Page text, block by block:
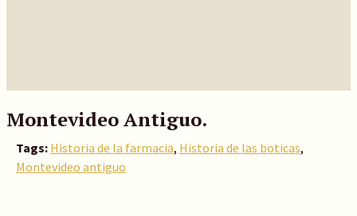
Montevideo Antiguo.
Tags: Historia de la farmacia, Historia de las boticas,
Montevideo antiguo